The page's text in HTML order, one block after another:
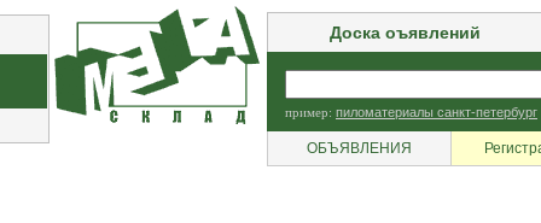
Доска оъявлений
пример: пиломатериалы санкт-петербург
ОБЪЯВЛЕНИЯ